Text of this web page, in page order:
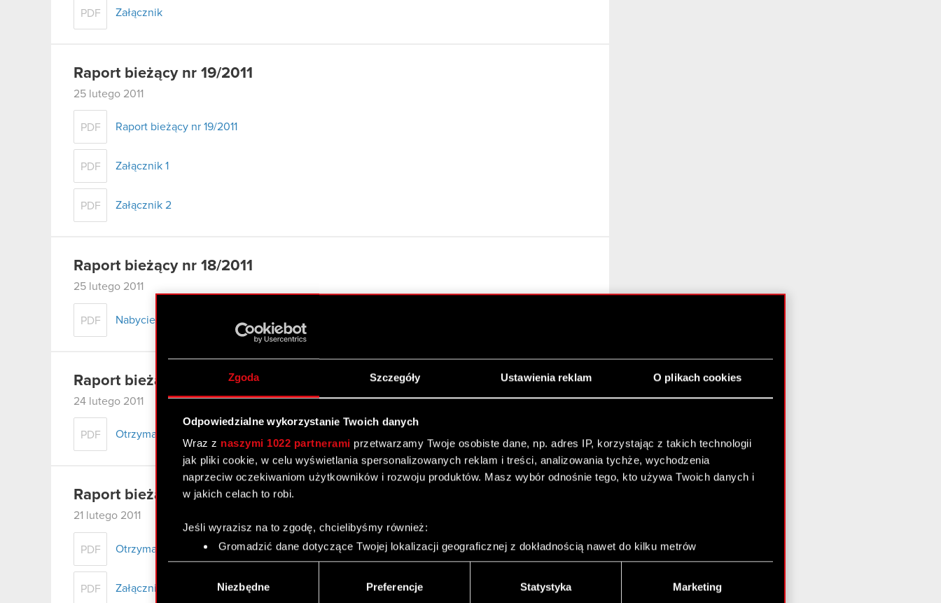
Zgoda Szczegóły Ustawienia reklam O plikach cookies
Odpowiedzialne wykorzystanie Twoich danych
Wraz z naszymi 1022 partnerami przetwarzamy Twoje osobiste dane, np. adres IP, korzystając z takich technologii
jak pliki cookie, w celu wyświetlania spersonalizowanych reklam i treści, analizowania tychże, wychodzenia
naprzeciw oczekiwaniom użytkowników i rozwoju produktów. Masz wybór odnośnie tego, kto używa Twoich danych i
w jakich celach to robi.
Jeśli wyrazisz na to zgodę, chcielibyśmy również:
Gromadzić dane dotyczące Twojej lokalizacji geograficznej z dokładnością nawet do kilku metrów
Identyfikować Twoje urządzenie, aktywnie analizując charakteryzującego je zbiory danych (fingerprinting,
Dowiedz się więcej odnośnie tego, jak Twoje osobiste dane są przetwarzane oraz ustaw własne preferencje w
Niezbędne Preferencje Statystyka Marketing
PDF Załącznik
Raport bieżący nr 19/2011
25 lutego 2011
PDF Raport bieżący nr 19/2011
PDF Załącznik 1
PDF Załącznik 2
Raport bieżący nr 18/2011
25 lutego 2011
PDF Nabycie aktywów znacznej wartości.
Raport bieżący nr 17/2011 – korekta
24 lutego 2011
PDF Otrzymanie zawiadomień, o których mowa w art. 69 ustawy o ofercie publicznej. (Korekta)
Raport bieżący nr 17/2011
21 lutego 2011
PDF Otrzymanie zawiadomień, o których mowa w art. 69 ustawy o ofercie publicznej.
PDF Załącznik 1